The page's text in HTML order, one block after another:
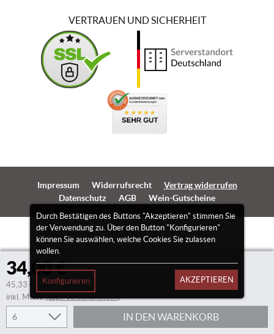
34,00 €
45,33 €/Liter
inkl. Mwst.(zzgl. Versandkosten)
IN DEN WARENKORB
Durch Bestätigen des Buttons "Akzeptieren" stimmen Sie
der Verwendung zu. Über den Button "Konfigurieren"
können Sie auswählen, welche Cookies Sie zulassen
wollen.
Konfigurieren AKZEPTIEREN
VERTRAUEN UND SICHERHEIT
Impressum Widerrufsrecht
Vertrag widerrufen
Datenschutz
AGB Wein-Gutscheine